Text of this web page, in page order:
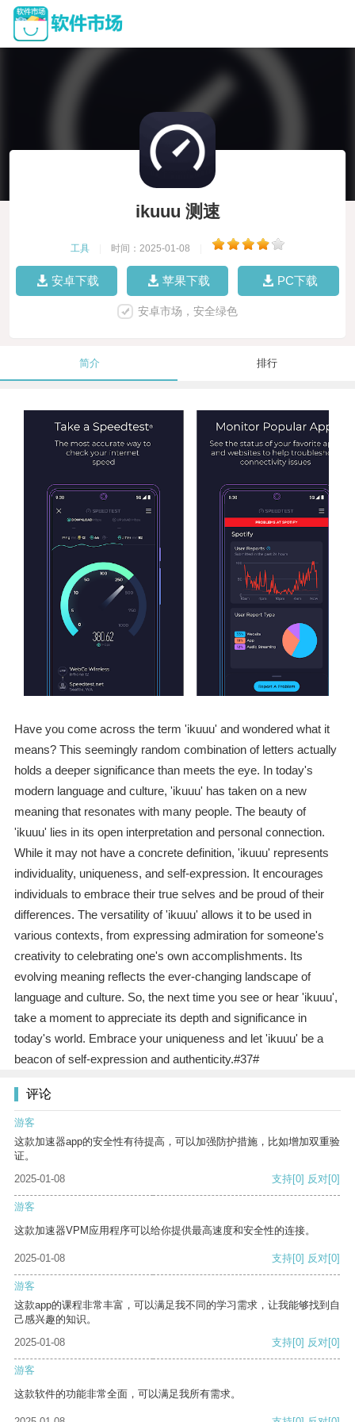
ikuuu 测速
工具 时间：2025-01-08
安卓下载 苹果下载 PC下载
安卓市场，安全绿色
简介 排行
Have you come across the term 'ikuuu' and wondered what it
means? This seemingly random combination of letters actually
holds a deeper significance than meets the eye. In today's
modern language and culture, 'ikuuu' has taken on a new
meaning that resonates with many people. The beauty of
'ikuuu' lies in its open interpretation and personal connection.
While it may not have a concrete definition, 'ikuuu' represents
individuality, uniqueness, and self-expression. It encourages
individuals to embrace their true selves and be proud of their
differences. The versatility of 'ikuuu' allows it to be used in
various contexts, from expressing admiration for someone's
creativity to celebrating one's own accomplishments. Its
evolving meaning reflects the ever-changing landscape of
language and culture. So, the next time you see or hear 'ikuuu',
take a moment to appreciate its depth and significance in
today's world. Embrace your uniqueness and let 'ikuuu' be a
beacon of self-expression and authenticity.#37#
评论
游客
这款加速器app的安全性有待提高，可以加强防护措施，比如增加双重验
证。
2025-01-08
支持[0] 反对[0]
游客
这款加速器VPM应用程序可以给你提供最高速度和安全性的连接。
2025-01-08 支持[0] 反对[0]
游客
这款app的课程非常丰富，可以满足我不同的学习需求，让我能够找到自
己感兴趣的知识。
2025-01-08
支持[0] 反对[0]
游客
这款软件的功能非常全面，可以满足我所有需求。